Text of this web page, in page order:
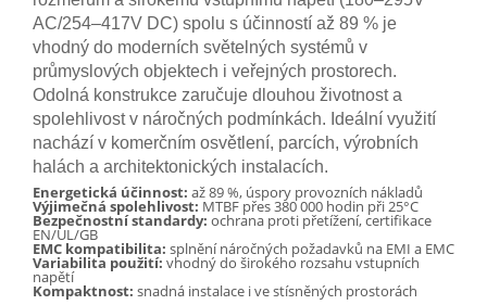
AC/254–417V DC) spolu s účinností až 89 % je
vhodný do moderních světelných systémů v
průmyslových objektech i veřejných prostorech.
Odolná konstrukce zaručuje dlouhou životnost a
spolehlivost v náročných podmínkách. Ideální využití
nachází v komerčním osvětlení, parcích, výrobních
halách a architektonických instalacích.
Energetická účinnost: až 89 %, úspory provozních nákladů
Výjimečná spolehlivost: MTBF přes 380 000 hodin při 25°C
Bezpečnostní standardy: ochrana proti přetížení, certifikace
EN/UL/GB
EMC kompatibilita: splnění náročných požadavků na EMI a EMC
Variabilita použití: vhodný do širokého rozsahu vstupních
napětí
Kompaktnost: snadná instalace i ve stísněných prostorách